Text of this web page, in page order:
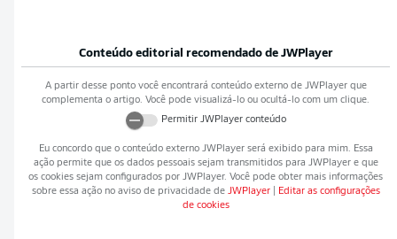
Conteúdo editorial recomendado de JWPlayer
A partir desse ponto você encontrará conteúdo externo de JWPlayerque
complementa o artigo. Você pode visualizá-lo ou ocultá-lo com um clique.
Permitir JWPlayerconteúdo
Eu concordo que o conteúdo externo JWPlayerserá exibido para mim. Essa
ação permite que os dados pessoais sejam transmitidos para JWPlayere que
os cookies sejam configurados por JWPlayer. Você pode obter mais informações
sobre essa ação no aviso de privacidade de JWPlayer
Editar as configurações
de cookies